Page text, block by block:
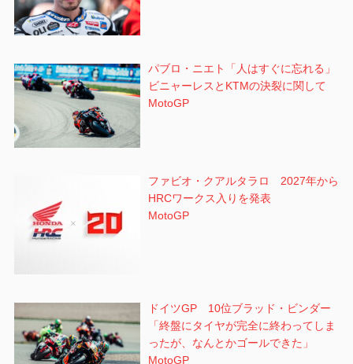
パブロ・ニエト「人はすぐに忘れる」
ビニャーレスとKTMの決裂に関して
MotoGP
ファビオ・クアルタラロ 2027年から
HRCワークス入りを発表
MotoGP
ドイツGP 10位ブラッド・ビンダー
「終盤にタイヤが完全に終わってしま
ったが、なんとかゴールできた」
MotoGP